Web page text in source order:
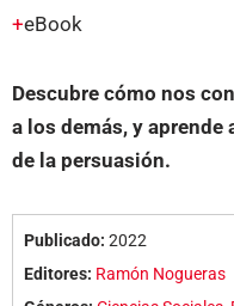
eBook
Descubre cómo nos
a los demás, y aprende
de la persuasión.
Publicado: 2022
Editores: Ramón Nogueras